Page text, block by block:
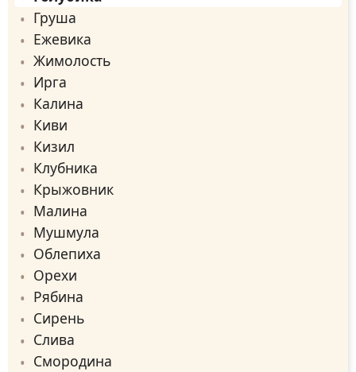
Груша
Ежевика
Жимолость
Ирга
Калина
Киви
Кизил
Клубника
Крыжовник
Малина
Мушмула
Облепиха
Орехи
Рябина
Сирень
Слива
Смородина